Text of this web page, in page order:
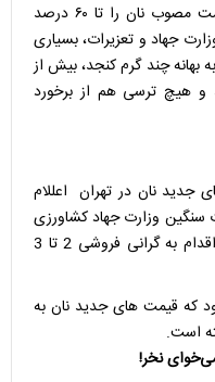
به گزارش رکنا، درحالی دولت اخیرا قیمت مصوب نان را تا ۶۰ درصد
جهاد و تعزیرات، بسیاری
بهانه چند گرم کنجد، بیش از
و هیچ ترسی هم از برخورد
جدید نان در تهران اعللام
سنگین وزارت جهاد کشاورزی
رعایت نمی شود و خیلی از نانوایی ها اقدام به گرانی فروشی 2 تا 3
که قیمت های جدید نان به
نخر!